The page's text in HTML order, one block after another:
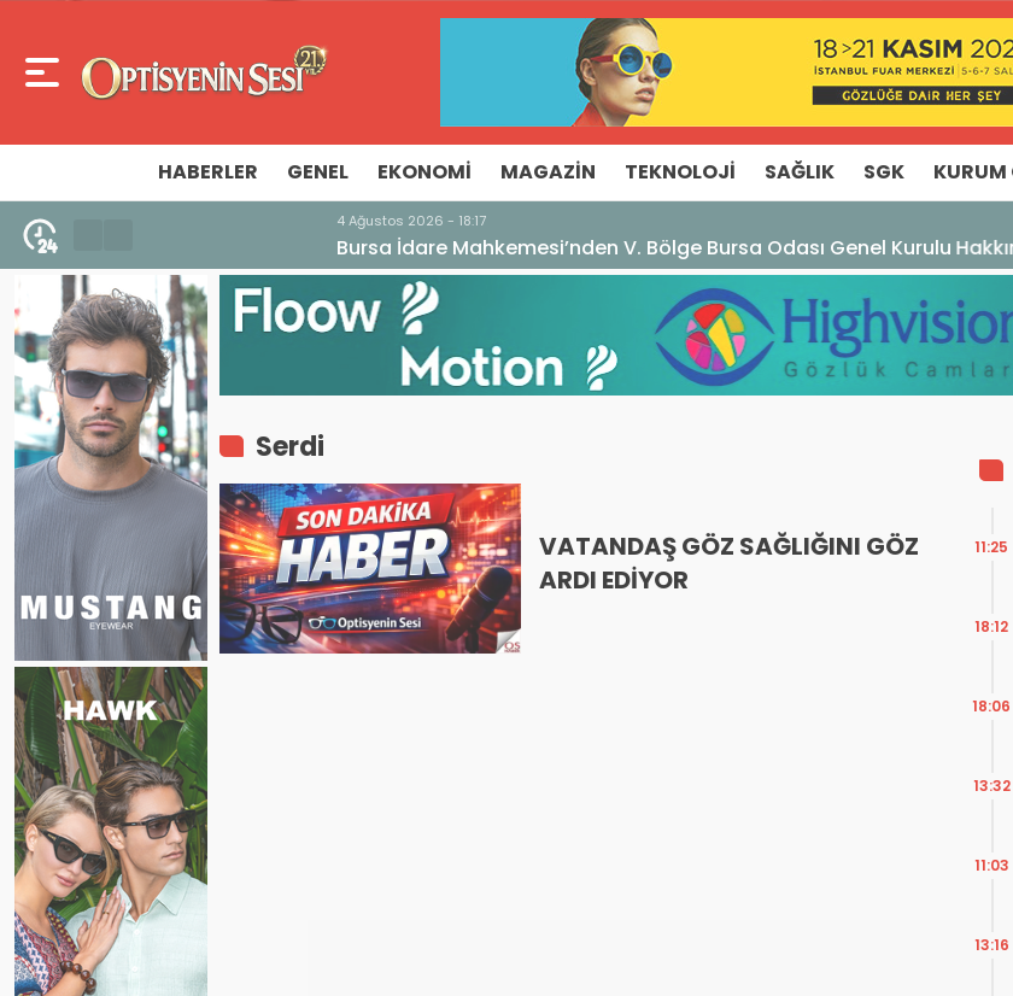
HABERLER GENEL EKONOMI MAGAZIN TEKNOLOJI SAĞLIK SGK KURUM
Bursa İdare Mahkemesi’nden V. Bölge Bursa Odası Genel Kurulu Hakkında İptal Kararı
Serdi
VATANDAŞ GÖZ SAĞLIĞINI GÖZ
ARDI EDİYOR
11:25
18:12
18:06
13:32
11:03
13:16